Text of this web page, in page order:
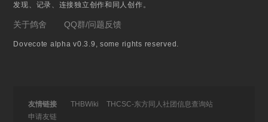
发现、记录、连接独立创作和同人创作。
关于鸽舍 QQ群/问题反馈
Dovecote alpha v0.3.9, some rights reserved.
友情链接 THBWiki
THCSC-东方同人社团信息查询站
申请友链